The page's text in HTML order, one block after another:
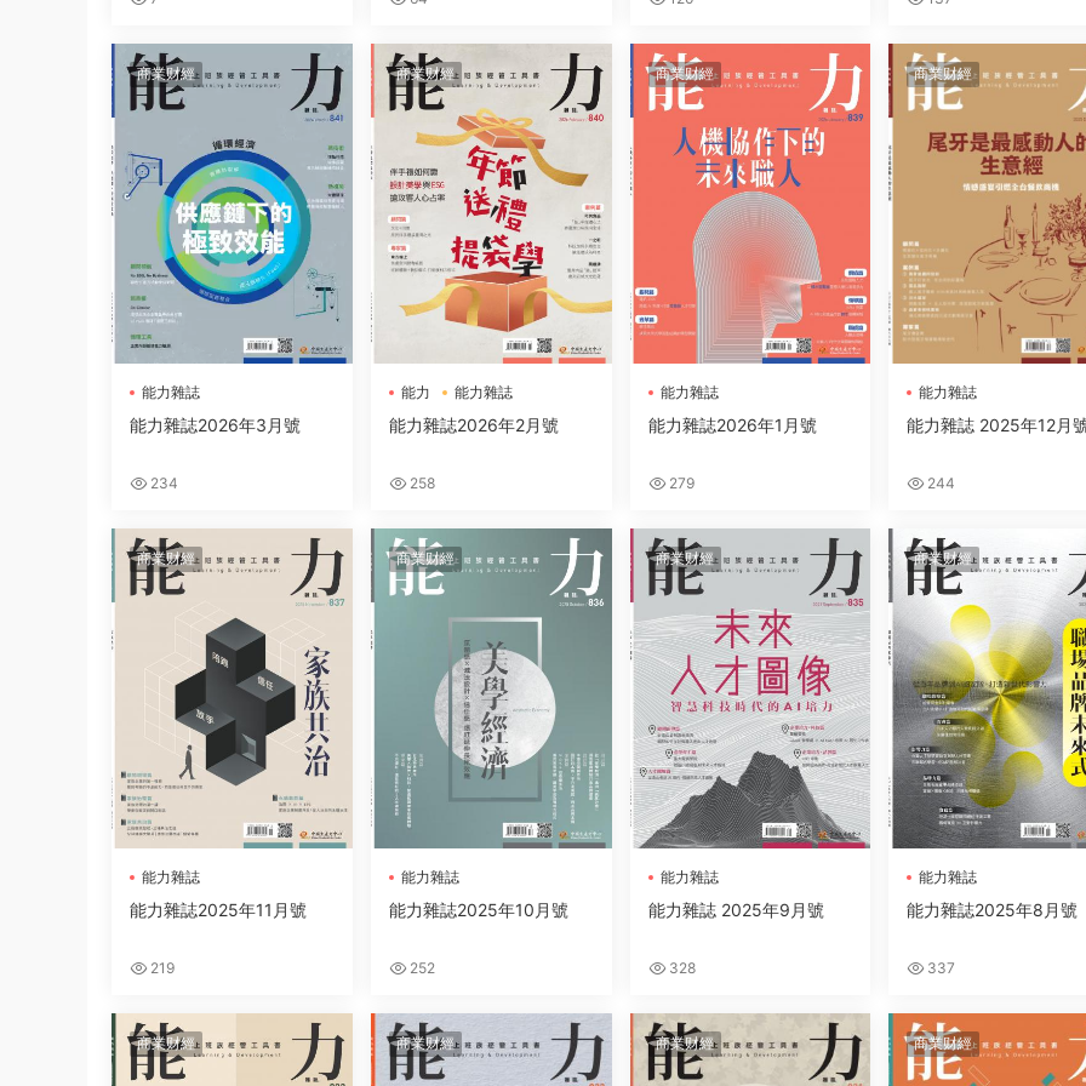
商業财經
能力雜誌
能力雜誌2026年3月號
234
商業财經
能力 能力雜誌
能力雜誌2026年2月號
258
商業财經
能力雜誌
能力雜誌2026年1月號
279
商業财經
能力雜誌
能力雜誌 2025年12月
244
商業财經
能力雜誌
能力雜誌2025年11月號
219
商業财經
能力雜誌
能力雜誌2025年10月號
252
商業财經
能力雜誌
能力雜誌 2025年9月號
328
商業财經
能力雜誌
能力雜誌2025年8月號
337
商業财經 商業财經 商業财經 商業财經